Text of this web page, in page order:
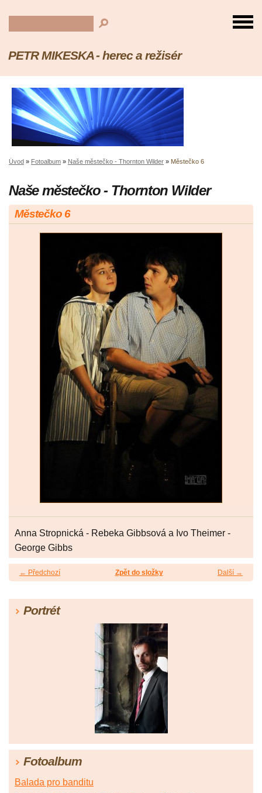
PETR MIKESKA - herec a režisér
Úvod » Fotoalbum » Naše městečko - Thornton Wilder » Městečko 6
Naše městečko - Thornton Wilder
Městečko 6
Anna Stropnická - Rebeka Gibbsová a Ivo Theimer -
George Gibbs
← Předchozí Další →
Zpět do složky
Portrét
Fotoalbum
Balada pro banditu